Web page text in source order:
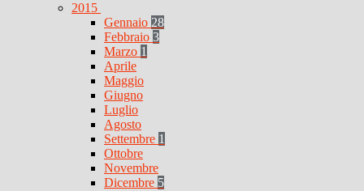
2015
Gennaio 28
Febbraio 3
Marzo 1
Aprile
Maggio
Giugno
Luglio
Agosto
Settembre 1
Ottobre
Novembre
Dicembre 5